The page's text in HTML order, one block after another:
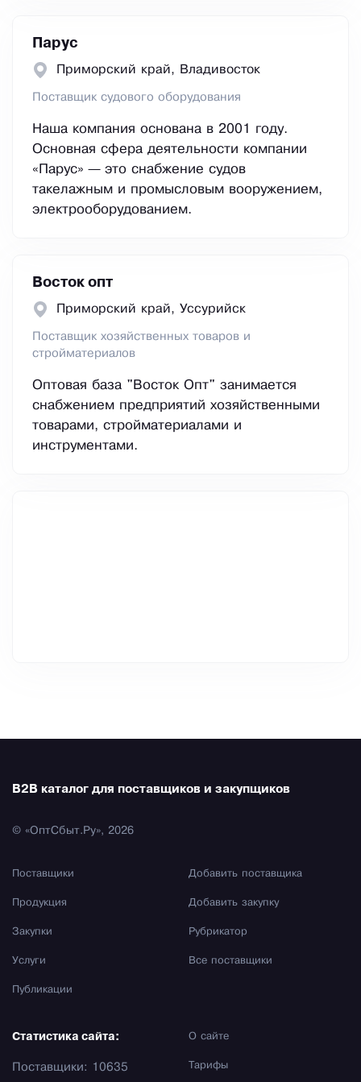
Парус
Приморский край, Владивосток
Поставщик судового оборудования
Наша компания основана в 2001 году.
Основная сфера деятельности компании
«Парус» — это снабжение судов
такелажным и промысловым вооружением,
электрооборудованием.
Восток опт
Приморский край, Уссурийск
Поставщик хозяйственных товаров и
стройматериалов
Оптовая база "Восток Опт" занимается
снабжением предприятий хозяйственными
товарами, стройматериалами и
инструментами.
B2B каталог для поставщиков и закупщиков
© «ОптСбыт.Ру», 2026
Поставщики
Продукция
Закупки
Услуги
Публикации
Добавить поставщика
Добавить закупку
Рубрикатор
Все поставщики
О сайте
Тарифы
Статистика сайта:
Поставщики: 10635